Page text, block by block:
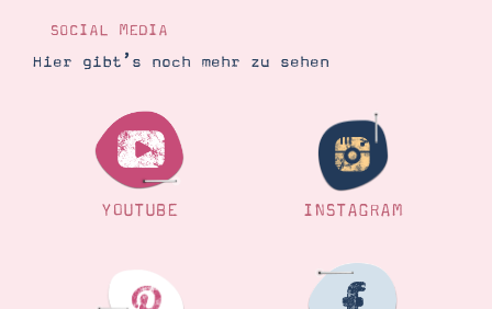
SOCIAL MEDIA
Hier gibt’s noch mehr zu sehen
YOUTUBE INSTAGRAM